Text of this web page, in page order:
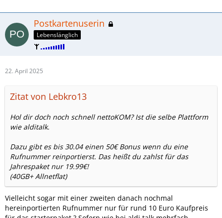
Postkartenuserin
Lebenslänglich
22. April 2025
Zitat von Lebkro13
Hol dir doch noch schnell nettoKOM? Ist die selbe Plattform
wie alditalk.
Dazu gibt es bis 30.04 einen 50€ Bonus wenn du eine
Rufnummer reinportierst. Das heißt du zahlst für das
Jahrespaket nur 19.99€!
(40GB+ Allnetflat)
Vielleicht sogar mit einer zweiten danach nochmal
hereinportierten Rufnummer nur für rund 10 Euro Kaufpreis